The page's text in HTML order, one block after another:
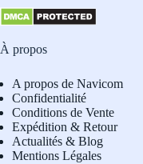
À propos
A propos de Navicom
Confidentialité
Conditions de Vente
Expédition & Retour
Actualités & Blog
Mentions Légales